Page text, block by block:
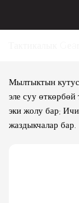
Мылтыктын
эле суу
эки жолу бар;
жаздыкчалар бар.